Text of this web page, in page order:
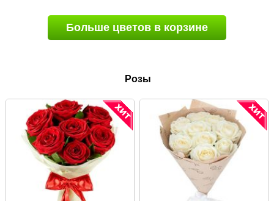
Больше цветов в корзине
Розы